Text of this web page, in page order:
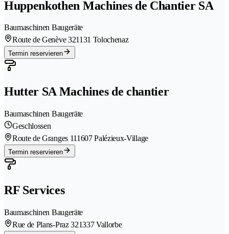
Huppenkothen Machines de Chantier SA
Baumaschinen Baugeräte
Route de Genève 321131 Tolochenaz
Termin reservieren
Hutter SA Machines de chantier
Baumaschinen Baugeräte
Geschlossen
Route de Granges 111607 Palézieux-Village
Termin reservieren
RF Services
Baumaschinen Baugeräte
Rue de Plans-Praz 321337 Vallorbe